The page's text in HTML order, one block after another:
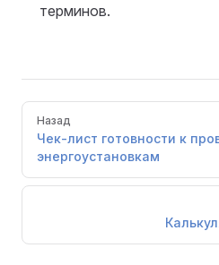
терминов.
PagerНазад
Чек-лист готовности к
энергоустановкам